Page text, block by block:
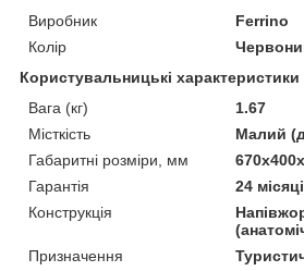
Виробник
Ferrino
Колір
Користувальницькі характеристики
Вага (кг)
1.67
Місткість
Малий
Габаритні розміри, мм
Гарантія
24 місяці
Конструкція
Призначення